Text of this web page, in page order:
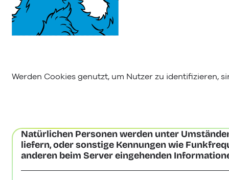
Werden Cookies genutzt, um Nutzer zu identifizieren,
Natürlichen Personen werden unter
liefern, oder sonstige Kennungen wie
anderen beim Server eingehenden